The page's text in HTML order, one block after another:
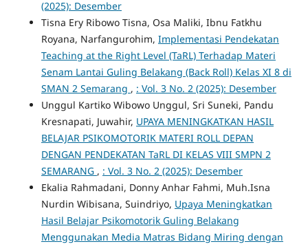
(2025): Desember
Tisna Ery Ribowo Tisna, Osa Maliki, Ibnu Fatkhu
Royana, Narfangurohim, Implementasi Pendekatan
Teaching at the Right Level (TaRL) Terhadap Materi
Senam Lantai Guling Belakang (Back Roll) Kelas XI 8 di
SMAN 2 Semarang , : Vol. 3 No. 2 (2025): Desember
Unggul Kartiko Wibowo Unggul, Sri Suneki, Pandu
Kresnapati, Juwahir, UPAYA MENINGKATKAN HASIL
BELAJAR PSIKOMOTORIK MATERI ROLL DEPAN
DENGAN PENDEKATAN TaRL DI KELAS VIII SMPN 2
SEMARANG , : Vol. 3 No. 2 (2025): Desember
Ekalia Rahmadani, Donny Anhar Fahmi, Muh.Isna
Nurdin Wibisana, Suindriyo, Upaya Meningkatkan
Hasil Belajar Psikomotorik Guling Belakang
Menggunakan Media Matras Bidang Miring dengan